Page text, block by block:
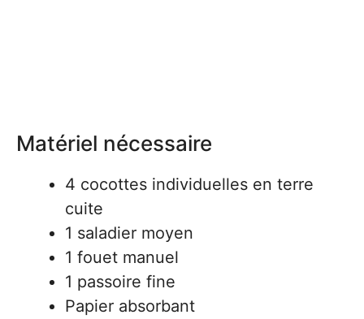
Matériel nécessaire
4 cocottes individuelles en terre
cuite
1 saladier moyen
1 fouet manuel
1 passoire fine
Papier absorbant